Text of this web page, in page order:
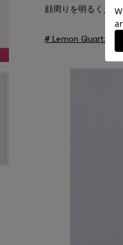
顔周りを明るく見
# Lemon Quartz(レ